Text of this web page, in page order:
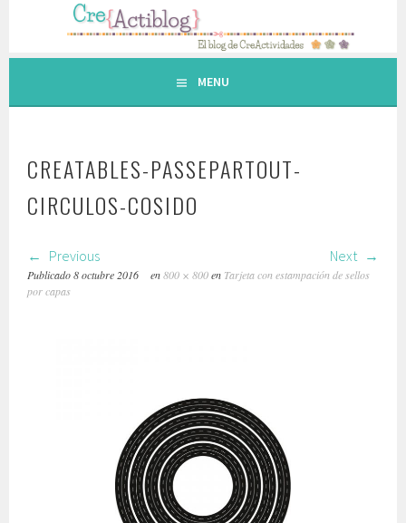
contenido.
MENU
CREATABLES-PASSEPARTOUT-
CIRCULOS-COSIDO
Previous Next
Publicado8 octubre 2016 en800 × 800en Tarjeta con estampación de sellos
por capas